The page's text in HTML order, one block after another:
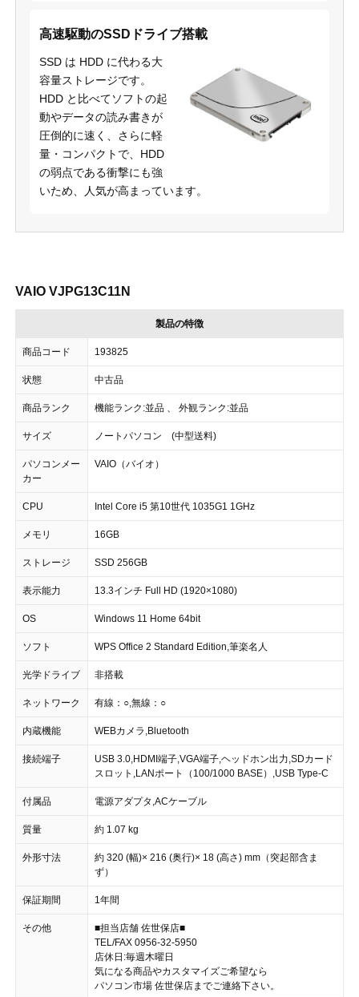
高速駆動のSSDドライブ搭載
SSD は HDD に代わる大
容量ストレージです。
HDD と比べてソフトの起
動やデータの読み書きが
圧倒的に速く、さらに軽
量・コンパクトで、HDD
の弱点である衝撃にも強
いため、人気が高まっています。
VAIO VJPG13C11N
製品の特徴
商品コード 193825
状態 中古品
商品ランク 機能ランク:並品 、 外観ランク:並品
サイズ ノートパソコン (中型送料)
パソコンメー
カー
VAIO（バイオ）
CPU Intel Core i5 第10世代 1035G1 1GHz
メモリ 16GB
ストレージ SSD 256GB
表示能力 13.3インチ Full HD (1920×1080)
OS Windows 11 Home 64bit
ソフト WPS Office 2 Standard Edition,筆楽名人
光学ドライブ 非搭載
ネットワーク 有線：○,無線：○
内蔵機能 WEBカメラ,Bluetooth
接続端子
USB 3.0,HDMI端子,VGA端子,ヘッドホン出力,SDカード
スロット,LANポート（100/1000 BASE）,USB Type-C
付属品 電源アダプタ,ACケーブル
質量 約 1.07 kg
外形寸法
約 320 (幅)× 216 (奥行)× 18 (高さ) mm（突起部含ま
ず）
保証期間 1年間
その他
■担当店舗 佐世保店■
TEL/FAX 0956-32-5950
店休日:毎週木曜日
気になる商品やカスタマイズご希望なら
パソコン市場 佐世保店までご連絡下さい。